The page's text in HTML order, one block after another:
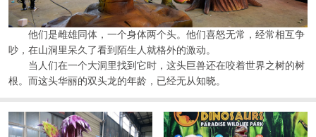
他们是雌雄同体，一个身体两个头。他们喜怒无常，经常相互争
吵，在山洞里呆久了看到陌生人就格外的激动。
当人们在一个大洞里找到它时，这头巨兽还在咬着世界之树的树
根。而这头华丽的双头龙的年龄，已经无从知晓。